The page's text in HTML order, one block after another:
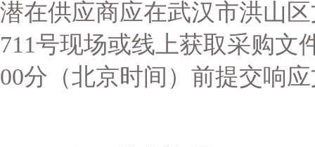
潜在供应商应在武汉市洪山
711号现场或线上获取采购文
00分 （北京时间）前提交响